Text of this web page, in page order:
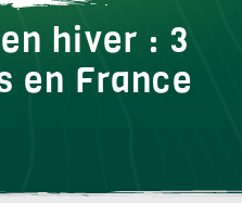
hiver : 3
en France